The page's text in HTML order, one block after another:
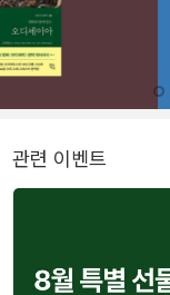
관련 이벤트